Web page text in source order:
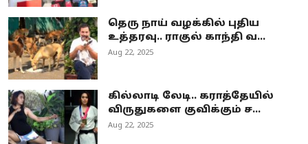
தெரு நாய் வழக்கில் புதிய
உத்தரவு.. ராகுல் காந்தி வ...
Aug 22, 2025
கில்லாடி லேடி.. கராத்தேயில்
விருதுகளை குவிக்கும் ச...
Aug 22, 2025